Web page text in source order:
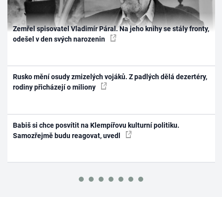
Zemřel spisovatel Vladimír Páral. Na jeho knihy se stály fronty,
odešel v den svých narozenin
Rusko mění osudy zmizelých vojáků. Z padlých dělá dezertéry,
rodiny přicházejí o miliony
Babiš si chce posvítit na Klempířovu kulturní politiku.
Samozřejmě budu reagovat, uvedl